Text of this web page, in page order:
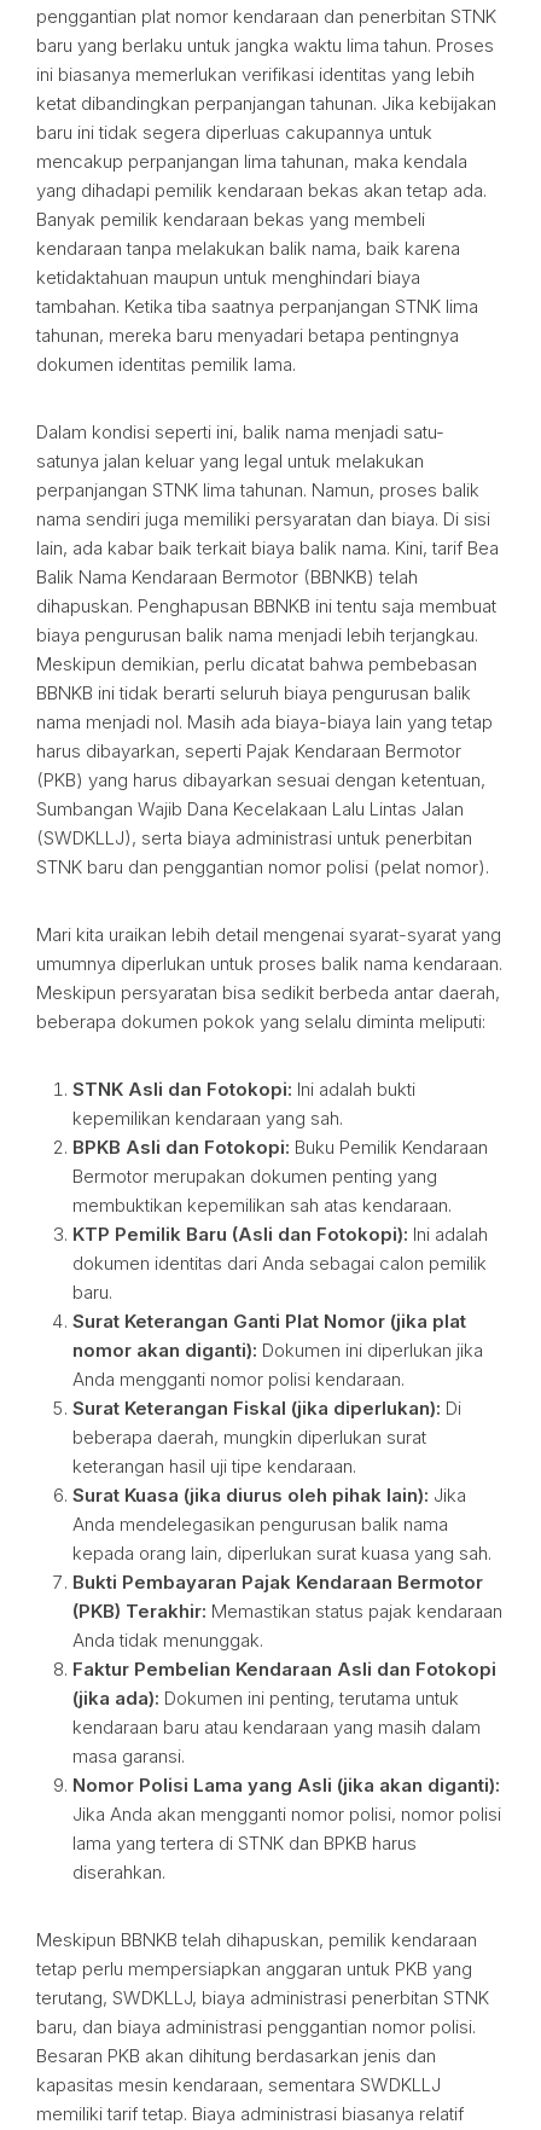
penggantian plat nomor kendaraan dan penerbitan STNK
baru yang berlaku untuk jangka waktu lima tahun. Proses
ini biasanya memerlukan verifikasi identitas yang lebih
ketat dibandingkan perpanjangan tahunan. Jika kebijakan
baru ini tidak segera diperluas cakupannya untuk
mencakup perpanjangan lima tahunan, maka kendala
yang dihadapi pemilik kendaraan bekas akan tetap ada.
Banyak pemilik kendaraan bekas yang membeli
kendaraan tanpa melakukan balik nama, baik karena
ketidaktahuan maupun untuk menghindari biaya
tambahan. Ketika tiba saatnya perpanjangan STNK lima
tahunan, mereka baru menyadari betapa pentingnya
dokumen identitas pemilik lama.
Dalam kondisi seperti ini, balik nama menjadi satu-
satunya jalan keluar yang legal untuk melakukan
perpanjangan STNK lima tahunan. Namun, proses balik
nama sendiri juga memiliki persyaratan dan biaya. Di sisi
lain, ada kabar baik terkait biaya balik nama. Kini, tarif Bea
Balik Nama Kendaraan Bermotor (BBNKB) telah
dihapuskan. Penghapusan BBNKB ini tentu saja membuat
biaya pengurusan balik nama menjadi lebih terjangkau.
Meskipun demikian, perlu dicatat bahwa pembebasan
BBNKB ini tidak berarti seluruh biaya pengurusan balik
nama menjadi nol. Masih ada biaya-biaya lain yang tetap
harus dibayarkan, seperti Pajak Kendaraan Bermotor
(PKB) yang harus dibayarkan sesuai dengan ketentuan,
Sumbangan Wajib Dana Kecelakaan Lalu Lintas Jalan
(SWDKLLJ), serta biaya administrasi untuk penerbitan
STNK baru dan penggantian nomor polisi (pelat nomor).
Mari kita uraikan lebih detail mengenai syarat-syarat yang
umumnya diperlukan untuk proses balik nama kendaraan.
Meskipun persyaratan bisa sedikit berbeda antar daerah,
beberapa dokumen pokok yang selalu diminta meliputi:
STNK Asli dan Fotokopi: Ini adalah bukti
kepemilikan kendaraan yang sah.
BPKB Asli dan Fotokopi: Buku Pemilik Kendaraan
Bermotor merupakan dokumen penting yang
membuktikan kepemilikan sah atas kendaraan.
KTP Pemilik Baru (Asli dan Fotokopi): Ini adalah
dokumen identitas dari Anda sebagai calon pemilik
baru.
Surat Keterangan Ganti Plat Nomor (jika plat
nomor akan diganti): Dokumen ini diperlukan jika
Anda mengganti nomor polisi kendaraan.
Surat Keterangan Fiskal (jika diperlukan): Di
beberapa daerah, mungkin diperlukan surat
keterangan hasil uji tipe kendaraan.
Surat Kuasa (jika diurus oleh pihak lain): Jika
Anda mendelegasikan pengurusan balik nama
kepada orang lain, diperlukan surat kuasa yang sah.
Bukti Pembayaran Pajak Kendaraan Bermotor
(PKB) Terakhir: Memastikan status pajak kendaraan
Anda tidak menunggak.
Faktur Pembelian Kendaraan Asli dan Fotokopi
(jika ada): Dokumen ini penting, terutama untuk
kendaraan baru atau kendaraan yang masih dalam
masa garansi.
Nomor Polisi Lama yang Asli (jika akan diganti):
Jika Anda akan mengganti nomor polisi, nomor polisi
lama yang tertera di STNK dan BPKB harus
diserahkan.
Meskipun BBNKB telah dihapuskan, pemilik kendaraan
tetap perlu mempersiapkan anggaran untuk PKB yang
terutang, SWDKLLJ, biaya administrasi penerbitan STNK
baru, dan biaya administrasi penggantian nomor polisi.
Besaran PKB akan dihitung berdasarkan jenis dan
kapasitas mesin kendaraan, sementara SWDKLLJ
memiliki tarif tetap. Biaya administrasi biasanya relatif